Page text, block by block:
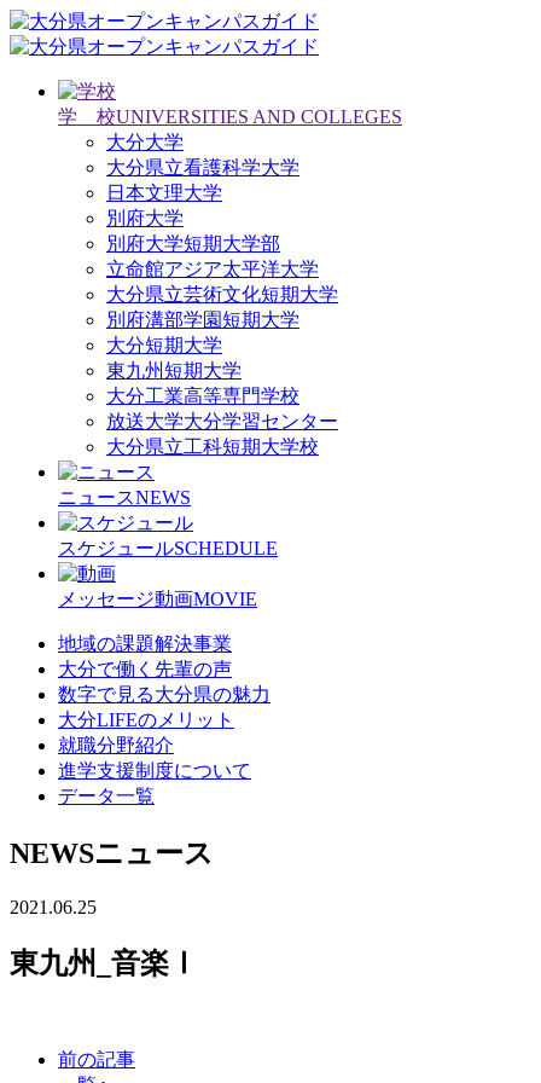
学 校UNIVERSITIES AND COLLEGES
大分大学
大分県立看護科学大学
日本文理大学
別府大学
別府大学短期大学部
立命館アジア太平洋大学
大分県立芸術文化短期大学
別府溝部学園短期大学
大分短期大学
東九州短期大学
大分工業高等専門学校
放送大学大分学習センター
大分県立工科短期大学校
ニュースNEWS
スケジュールSCHEDULE
メッセージ動画MOVIE
地域の課題解決事業
大分で働く先輩の声
数字で見る大分県の魅力
大分LIFEのメリット
就職分野紹介
進学支援制度について
データ一覧
NEWSニュース
2021.06.25
東九州_音楽Ⅰ
前の記事